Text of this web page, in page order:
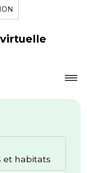
et habitats